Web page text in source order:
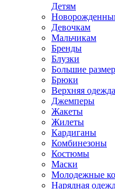
Детям
Девочкам
Мальчикам
Бренды
Блузки
Большие
Брюки
Верхняя одежда
Джемперы
Жакеты
Жилеты
Кардиганы
Комбинезоны
Костюмы
Маски
Молодежные
Нарядная